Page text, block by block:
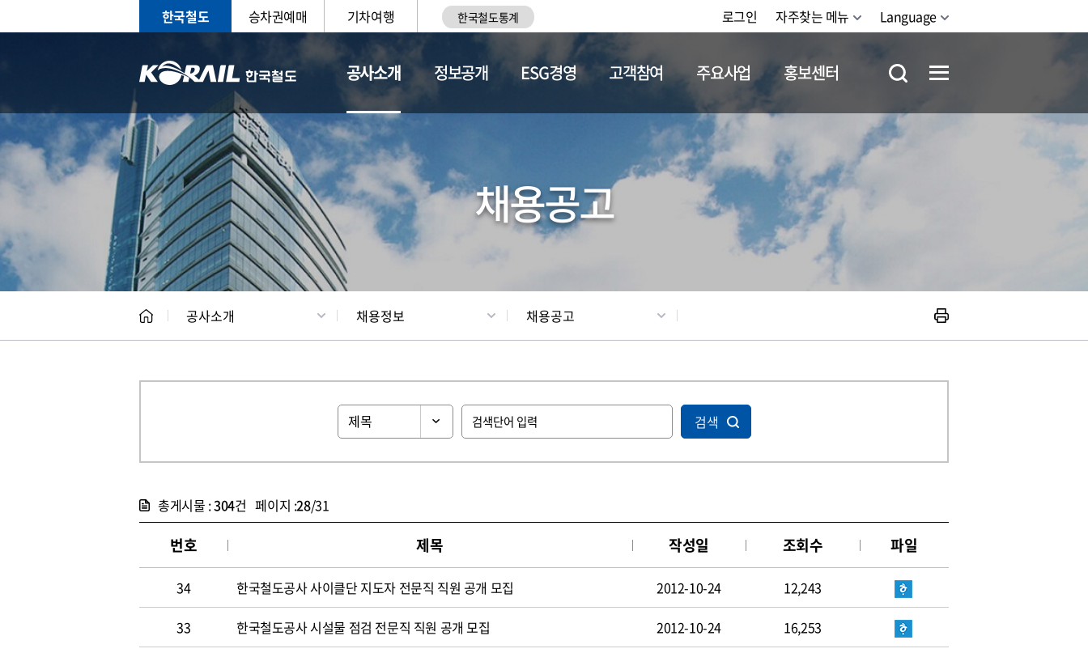
한국철도 승차권예매 기차여행 한국철도통계 로그인 자주찾는 메뉴 Language
공사소개
CEO 일반현황 채용정보
정보공개 ESG경영 고객참여 주요사업 홍보센터
채용공고
공사소개 채용정보 채용공고
검색
총게시물 :304건 페이지 :28/31
번호 제목 작성일 조회수 파일
34 한국철도공사 사이클단 지도자 전문직 직원 공개 모집 2012-10-24 12,243
33 한국철도공사 시설물 점검 전문직 직원 공개 모집 2012-10-24 16,253